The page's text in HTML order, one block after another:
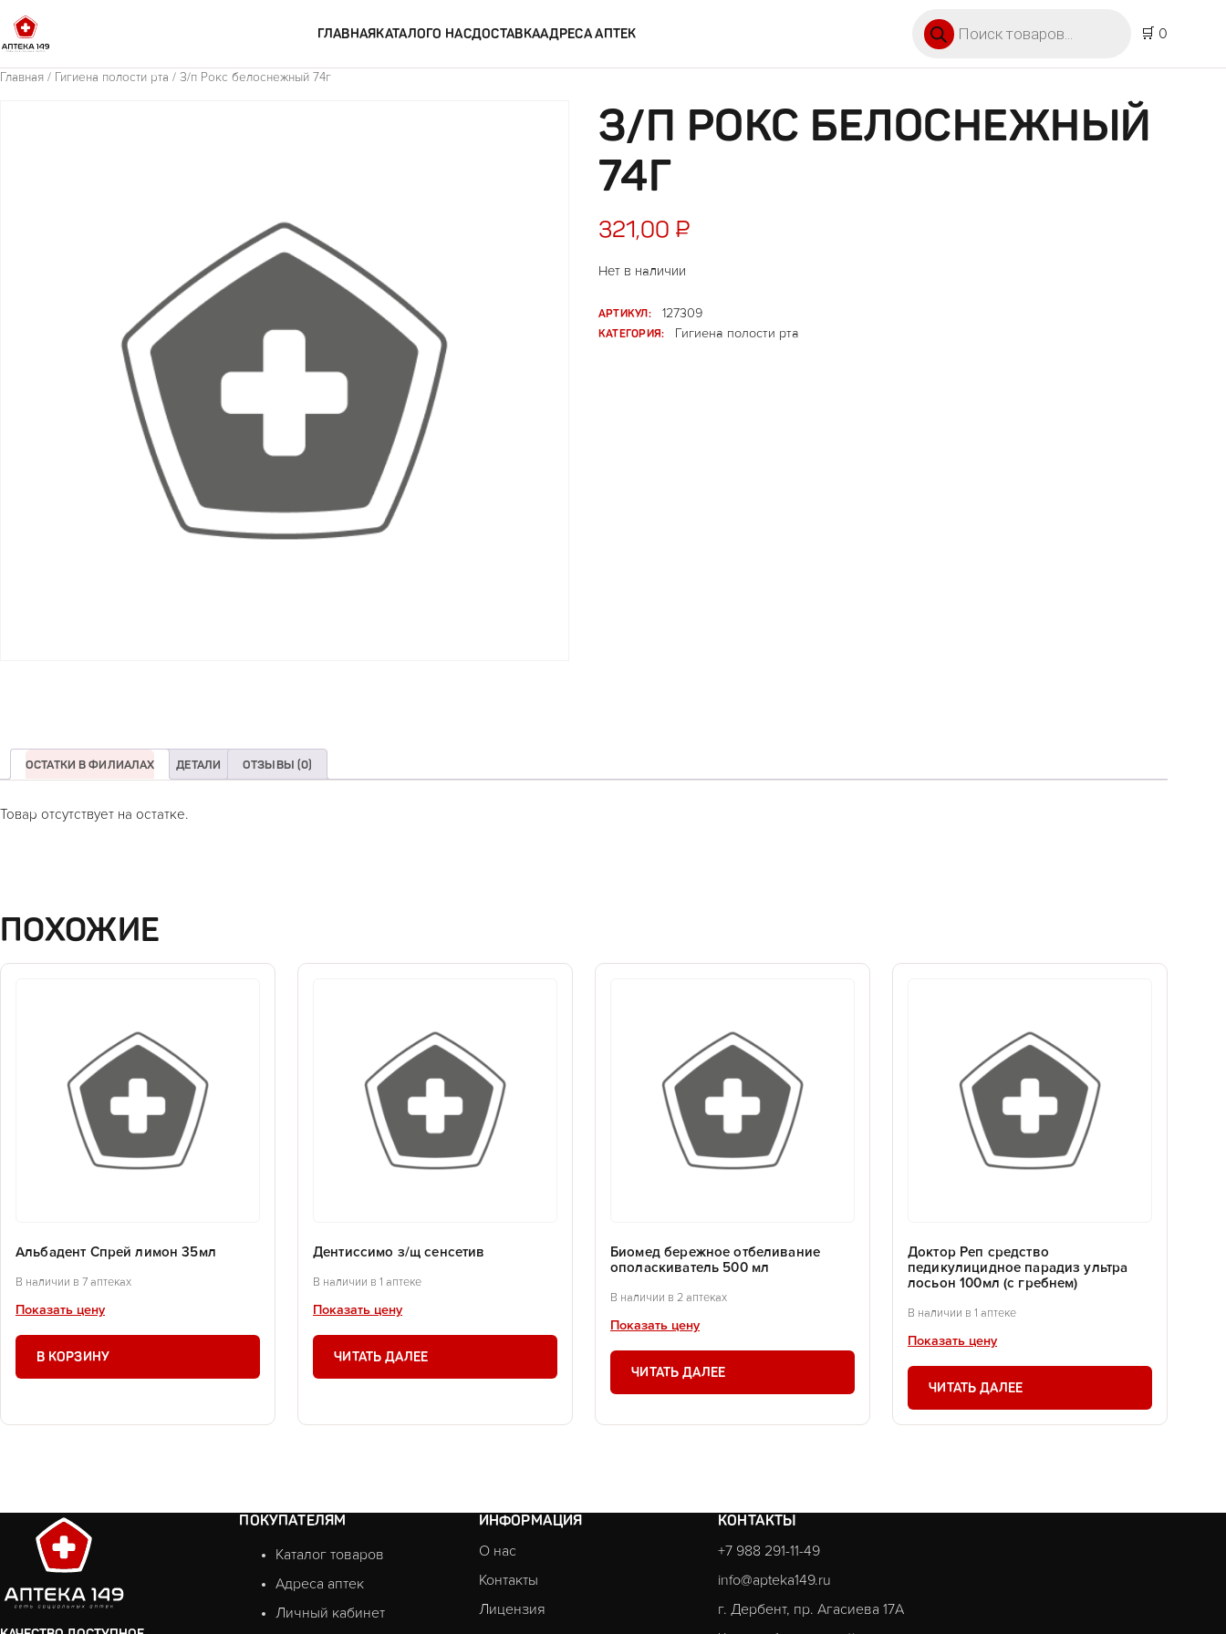
ГЛАВНАЯКАТАЛОГО НАСДОСТАВКААДРЕСА АПТЕК
🛒 0
Главная / Гигиена полости рта / З/п Рокс белоснежный 74г
З/П РОКС БЕЛОСНЕЖНЫЙ
74Г
321,00 ₽
Нет в наличии
АРТИКУЛ:
127309
КАТЕГОРИЯ:
Гигиена полости рта
ОСТАТКИ В ФИЛИАЛАХ ДЕТАЛИ ОТЗЫВЫ (0)
Товар отсутствует на остатке.
ПОХОЖИЕ
Альбадент Спрей лимон 35мл
В наличии в 7 аптеках
Показать цену
В КОРЗИНУ
Дентиссимо з/щ сенсетив
В наличии в 1 аптеке
Показать цену
ЧИТАТЬ ДАЛЕЕ
Биомед бережное отбеливание
ополаскиватель 500 мл
В наличии в 2 аптеках
Показать цену
ЧИТАТЬ ДАЛЕЕ
Доктор Реп средство
педикулицидное парадиз ультра
лосьон 100мл (с гребнем)
В наличии в 1 аптеке
Показать цену
ЧИТАТЬ ДАЛЕЕ
ПОКУПАТЕЛЯМ
Каталог товаров
Адреса аптек
Личный кабинет
ИНФОРМАЦИЯ
О нас
Контакты
Лицензия
КОНТАКТЫ
+7 988 291-11-49
info@apteka149.ru
г. Дербент, пр. Агасиева 17А